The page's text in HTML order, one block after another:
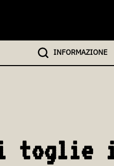
INFORMAZIONE
toglie